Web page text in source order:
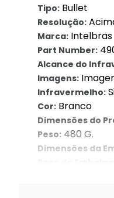
Tipo: Bullet
Resolução:
Marca: Intelbras
Part Number:
Alcance do
Imagens:
Infravermelho:
Cor: Branco
Dimensões do
Peso: 480 G.
Dimensões da